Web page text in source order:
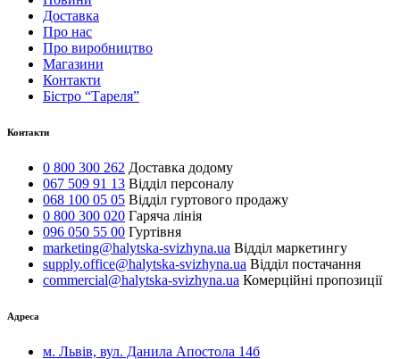
Доставка
Про нас
Про виробництво
Магазини
Контакти
Бістро “Тареля”
Контакти
0 800 300 262 Доставка додому
067 509 91 13 Відділ персоналу
068 100 05 05 Відділ гуртового продажу
0 800 300 020 Гаряча лінія
096 050 55 00 Гуртівня
marketing@halytska-svizhyna.ua Відділ маркетингу
supply.office@halytska-svizhyna.ua Відділ постачання
commercial@halytska-svizhyna.ua Комерційні пропозиції
Адреса
м. Львів, вул. Данила Апостола 14б